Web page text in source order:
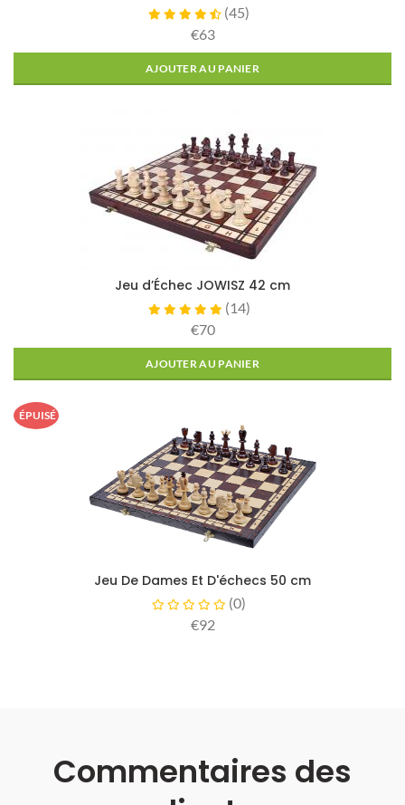
(45)
€63
AJOUTER AU PANIER
Jeu d’Échec JOWISZ 42 cm
(14)
€70
AJOUTER AU PANIER
ÉPUISÉ
Jeu De Dames Et D'échecs 50 cm
(0)
€92
Commentaires des